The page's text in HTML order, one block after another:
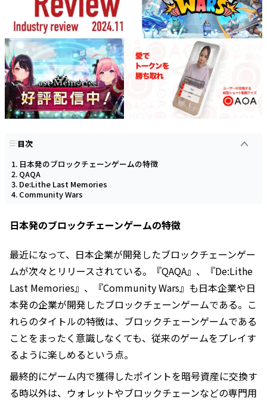
目次
日本発のブロックチェーンゲームの特徴
QAQA
De:Lithe Last Memories
Community Wars
日本発のブロックチェーンゲームの特徴
最近になって、日本企業が開発したブロックチェーンゲー
ムが次々とリリースされている。『QAQA』、『De:Lithe
Last Memories』、『Community Wars』も日本企業や日
本発の企業が開発したブロックチェーンゲームである。こ
れらのタイトルの特徴は、ブロックチェーンゲームである
ことをまったく意識しなくても、従来のゲームをプレイす
るように楽しめるという点。
最終的にゲーム内で獲得したポイントを暗号資産に交換す
る時以外は、ウォレットやブロックチェーンなどの専門用